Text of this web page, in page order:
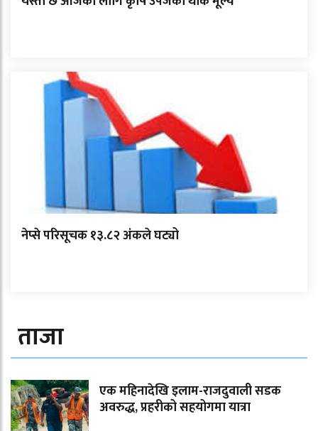
नेप्से परिसूचक १३.८२ अंकले घट्यो
ताजा
एक महिनादेखि इलाम-राजदुवाली सडक
अवरुद्ध, प्रहरीको सहयोगमा यात्रा